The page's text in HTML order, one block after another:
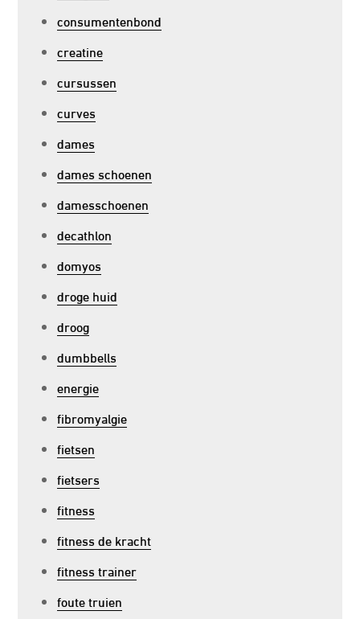
consumentenbond
creatine
cursussen
curves
dames
dames schoenen
damesschoenen
decathlon
domyos
droge huid
droog
dumbbells
energie
fibromyalgie
fietsen
fietsers
fitness
fitness de kracht
fitness trainer
foute truien